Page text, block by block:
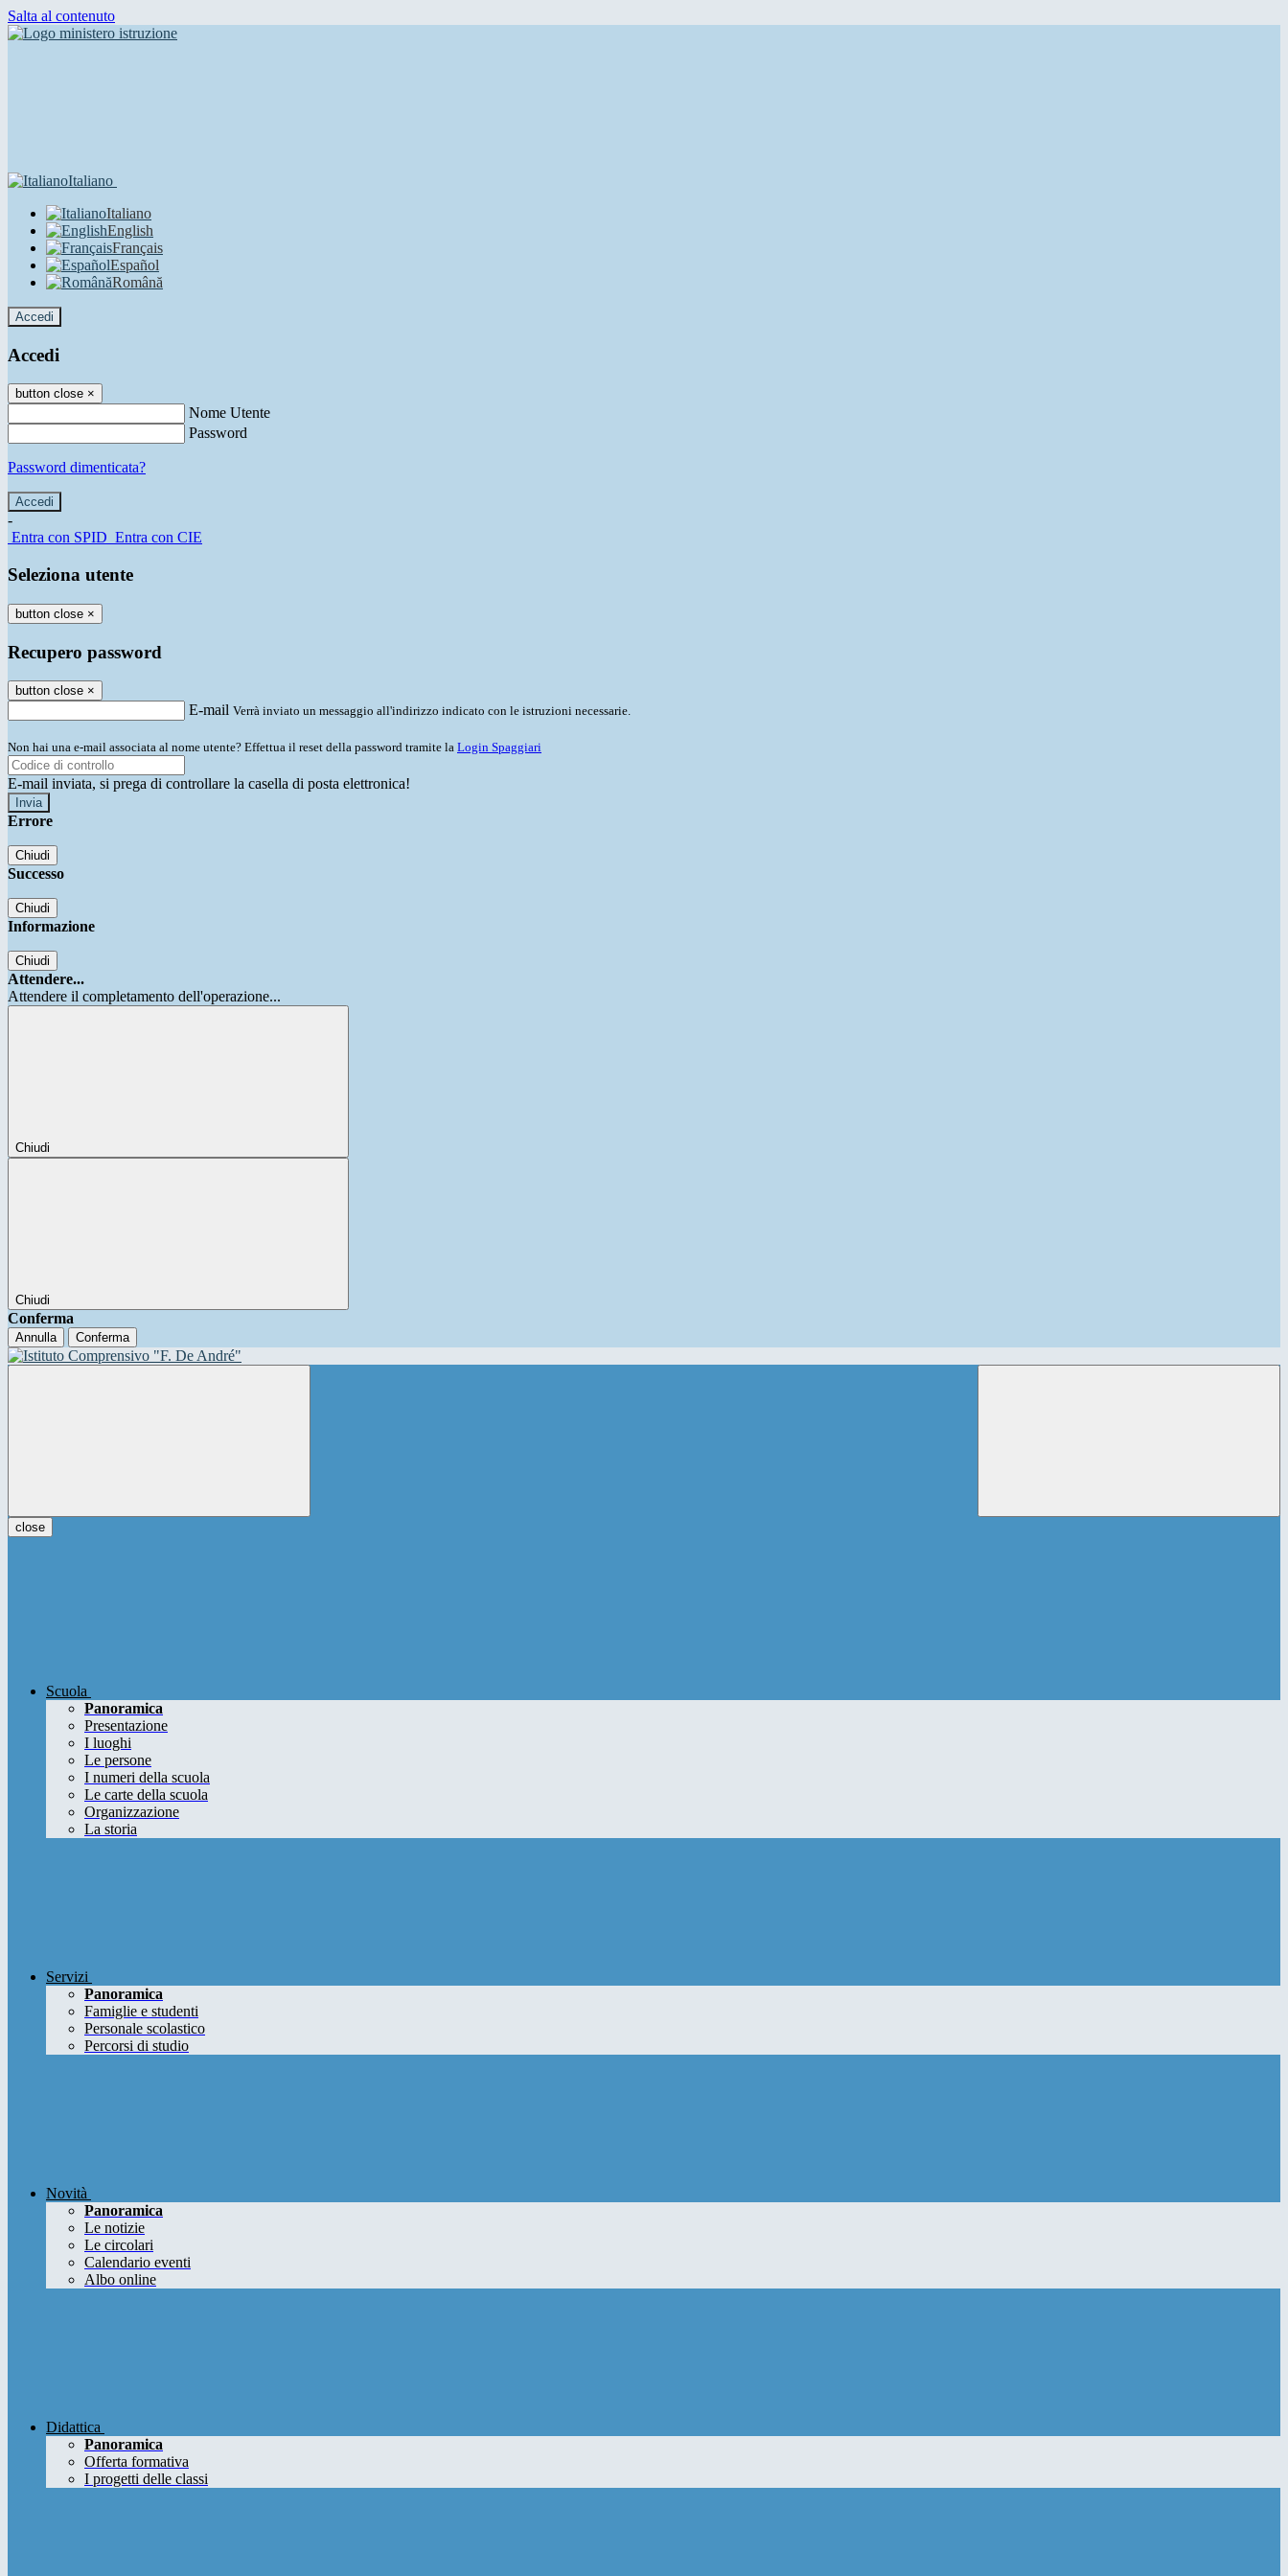
Salta al contenuto
Italiano
Italiano
English
Français
Español
Română
Accedi
Accedi
button close ×
Nome Utente
Password
Password dimenticata?
-
Entra con SPID Entra con CIE
Seleziona utente
button close ×
Recupero password
button close ×
E-mail Verrà inviato un messaggio all'indirizzo indicato con le istruzioni necessarie.
Non hai una e-mail associata al nome utente? Effettua il reset della password tramite la Login Spaggiari
E-mail inviata, si prega di controllare la casella di posta elettronica!
Errore
Chiudi
Successo
Chiudi
Informazione
Chiudi
Attendere...
Attendere il completamento dell'operazione...
Chiudi
Chiudi
Conferma
Annulla Conferma
close
Scuola
Panoramica
Presentazione
I luoghi
Le persone
I numeri della scuola
Le carte della scuola
Organizzazione
La storia
Servizi
Panoramica
Famiglie e studenti
Personale scolastico
Percorsi di studio
Novità
Panoramica
Le notizie
Le circolari
Calendario eventi
Albo online
Didattica
Panoramica
Offerta formativa
I progetti delle classi